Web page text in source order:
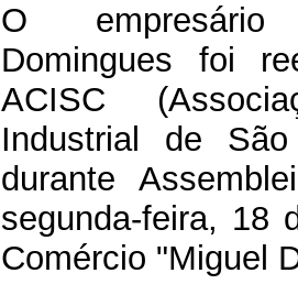
O
Domingues foi
ACISC
Industrial de
durante
segunda-feira, 18
Comércio "Miguel